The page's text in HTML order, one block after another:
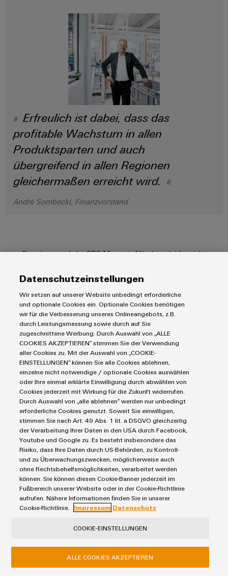
Bahnverkehr
Schiffbau
Umfassende
Verbindungslösungen
Wasseraufbereitung
&
Abwasseraufbereitung
Lösungen
für
Wasser-
Abwasserindustrie
Schlüsseltechnologie
Energiewende
Windenergie
Effizienter
Betrieb
von
Windparks
Equipment
Manufacturer
Service
Platform
easyConnect
Werkstatt
Zubehör
Werkzeuge
Automaten
Software
Markierer
Infrastructure
Assemblierungsservice
Bestückte
Klemmenleisten
Modifizierte
und
bestückte
Gehäuse
Kundenspezifische
Kabelkonfektionierung
Produktinnovationen
Praxisnahe
Verbindungen für
Unsere Neuheiten
Industrial
Erfreulich ist dabei, dass das
profitable Wachstum in allen
Produktsparten und auch
übergreifend in allen Regionen
gleichermaßen erreicht wird.
André Sombecki, Finanzvorstand
Da wir uns auf der SPS Messe in Nürnberg leider nicht
besinnliche Adventszeit und hoffen, dass wir die Krisen und die
Pandemie im kommenden Jahr hinter uns lassen können.
Produkte
IIoT & Automation Software
Industriedrucker
Koppelrelais
Leiterplattensteckverbinder und Leiterplattenklemmen
Markierungssysteme
Reihenklemmen
Stromversorgungen
Lösungen & Technologien
Automatisierung
Industrial IoT
Industrial Security
Single Pair Ethernet
Smart Metering
SNAP IN Anschlusstechnologie
Workplace Solutions
Service
Connectivity Consulting
eShop / Digitale Bestellmöglichkeiten
Engineering-Daten
PCB Connector Services
Support Center
Technische Produktkataloge
Weidmüller Configurator
Industrien
Datencenter
Gerätehersteller
Maschinenbau
Photovoltaik
Wasserstoff
Weidmüller Industry Match
Impressum
Einkaufs- /Lieferanteninformationen
Datenschutzerklärung
Cookie Richtlinie
Weidmüller GmbH & Co KG
Klingenbergstraße 26
Datenschutzeinstellungen
Wir setzen auf unserer Website unbedingt erforderliche
und optionale Cookies ein. Optionale Cookies benötigen
wir für die Verbesserung unseres Onlineangebots, z.B.
durch Leistungsmessung sowie durch auf Sie
zugeschnittene Werbung. Durch Auswahl von „ALLE
COOKIES AKZEPTIEREN“ stimmen Sie der Verwendung
aller Cookies zu. Mit der Auswahl von „COOKIE-
EINSTELLUNGEN“ können Sie alle Cookies ablehnen,
einzelne nicht notwendige / optionale Cookies auswählen
oder Ihre einmal erklärte Einwilligung durch abwählen von
Cookies jederzeit mit Wirkung für die Zukunft widerrufen.
Durch Auswahl von „alle ablehnen“ werden nur unbedingt
erforderliche Cookies genutzt. Soweit Sie einwilligen,
stimmen Sie nach Art. 49 Abs. 1 lit. a DSGVO gleichzeitig
der Verarbeitung Ihrer Daten in den USA durch Facebook,
Youtube und Google zu. Es besteht insbesondere das
Risiko, dass Ihre Daten durch US-Behörden, zu Kontroll-
und zu Überwachungszwecken, möglicherweise auch
ohne Rechtsbehelfsmöglichkeiten, verarbeitet werden
können. Sie können diesen Cookie-Banner jederzeit im
Fußbereich unserer Website oder in der Cookie-Richtlinie
aufrufen. Nähere Informationen finden Sie in unserer
Cookie-Richtlinie.
Impressum Datenschutz
COOKIE-EINSTELLUNGEN
ALLE COOKIES AKZEPTIEREN